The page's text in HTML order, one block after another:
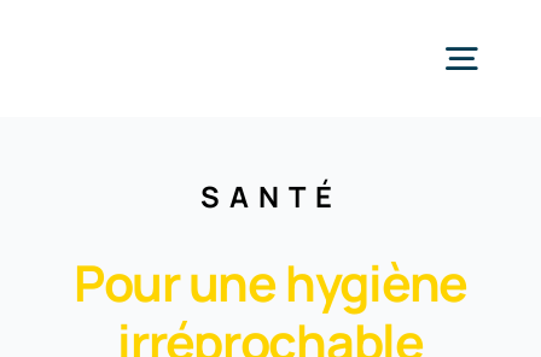
Hôtellerie et
SANTÉ
Pour une hygiène
irréprochable